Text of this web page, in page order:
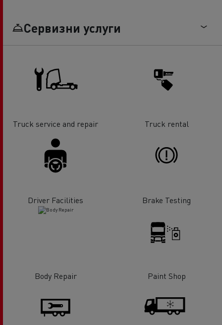
Сервизни услуги
Truck service and repair Truck rental
Driver Facilities Brake Testing
Body Repair Paint Shop